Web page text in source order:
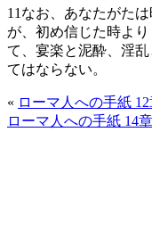
11 なお、あなたがた
が、初め信じた時よ
て、宴楽と泥酔、淫
てはならない。
« ローマ人への手紙
ローマ人への手紙 14章